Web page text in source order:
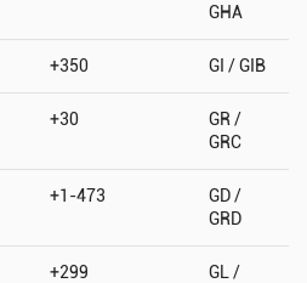
GHA
+350 GI / GIB
+30
GR /
GRC
+1-473
GD /
GRD
+299
GL /